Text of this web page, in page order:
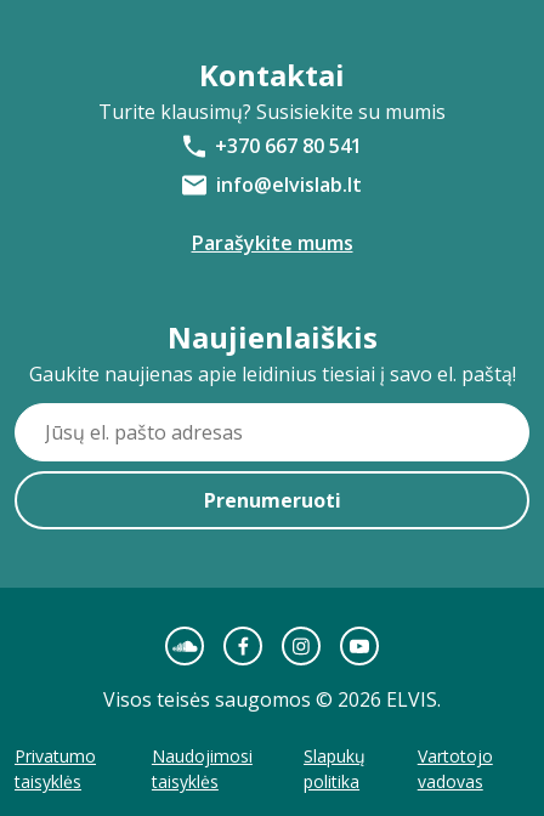
Kontaktai
Turite klausimų? Susisiekite su mumis
+370 667 80 541
info@elvislab.lt
Parašykite mums
Naujienlaiškis
Gaukite naujienas apie leidinius tiesiai į savo el. paštą!
Prenumeruoti
Visos teisės saugomos © 2026 ELVIS.
Privatumo
taisyklės
Naudojimosi
taisyklės
Slapukų
politika
Vartotojo
vadovas